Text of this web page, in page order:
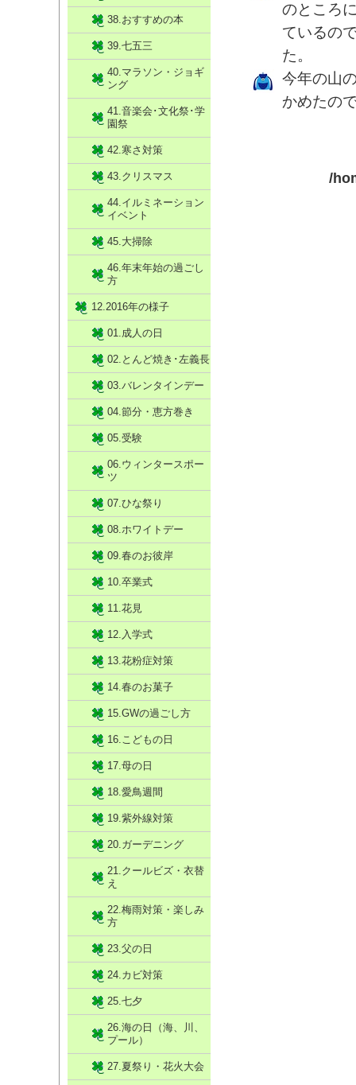
のところ
ているの
た。
今年の山
かめたの
/
38.おすすめの本
39.七五三
40.マラソン・ジョギ
ング
41.音楽会･文化祭･学
園祭
42.寒さ対策
43.クリスマス
44.イルミネーション
イベント
45.大掃除
46.年末年始の過ごし
方
12.2016年の様子
01.成人の日
02.とんど焼き･左義長
03.バレンタインデー
04.節分・恵方巻き
05.受験
06.ウィンタースポー
ツ
07.ひな祭り
08.ホワイトデー
09.春のお彼岸
10.卒業式
11.花見
12.入学式
13.花粉症対策
14.春のお菓子
15.GWの過ごし方
16.こどもの日
17.母の日
18.愛鳥週間
19.紫外線対策
20.ガーデニング
21.クールビズ・衣替
え
22.梅雨対策・楽しみ
方
23.父の日
24.カビ対策
25.七夕
26.海の日（海、川、
プール）
27.夏祭り・花火大会